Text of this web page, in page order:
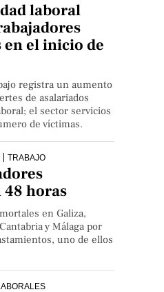
laboral
en el inicio de
registra un aumento
de asalariados
el sector servicios
de víctimas.
TRABAJO
48 horas
en Galiza,
y Málaga por
uno de ellos